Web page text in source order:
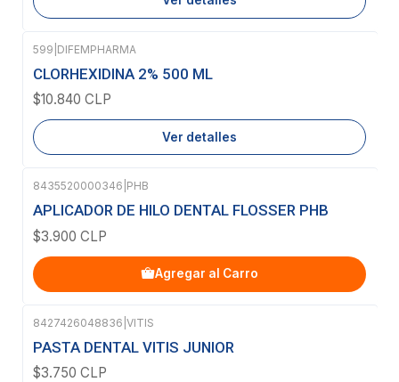
Agotado
599 DIFEMPHARMA
CLORHEXIDINA 2% 500 ML
$10.840 CLP
Ver detalles
8435520000346 PHB
APLICADOR DE HILO DENTAL FLOSSER PHB
$3.900 CLP
Agregar al Carro
8427426048836 VITIS
PASTA DENTAL VITIS JUNIOR
$3.750 CLP